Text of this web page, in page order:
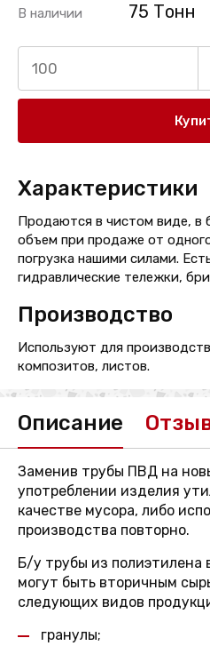
В наличии 75 Тонн
Характеристики
Продаются в чистом виде, в
объем при продаже от
погрузка нашими силами.
гидравлические тележки,
Производство
Используют для
композитов, листов.
Описание
Заменив трубы ПВД на
употреблении изделия
качестве мусора, либо
производства повторно.
Б/у трубы из полиэтилена
могут быть вторичным
следующих видов
гранулы;